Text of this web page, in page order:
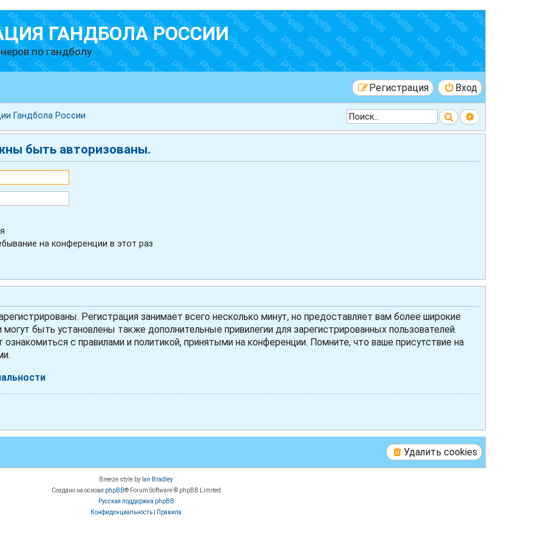
ГАНДБОЛА РОССИИ
по гандболу
Вход
Регистрация
Гандбола России ПоискРасширенный
быть авторизованы.
на конференции в этот раз
Регистрация занимает всего несколько минут, но предоставляет вам более широкие
быть установлены также дополнительные привилегии для зарегистрированных пользователей.
с правилами и политикой, принятыми на конференции. Помните, что ваше присутствие на
Удалить cookies
Breeze style by Ian Bradley
Создано на основе phpBB® Forum Software © phpBB Limited
Русская поддержка phpBB
Конфиденциальность
Правила